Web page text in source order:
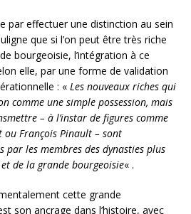
par effectuer une distinction au sein
que si l’on peut être très riche
bourgeoisie, l’intégration à ce
elle, par une forme de validation
: « Les nouveaux riches qui
comme une simple possession, mais
– à l’instar de figures comme
François Pinault – sont
par les membres des dynasties plus
de la grande bourgeoisie« .
cette grande
son ancrage dans l’histoire, avec